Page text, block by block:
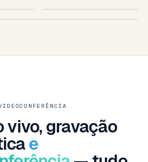
TABLET
vivo, gravação
e